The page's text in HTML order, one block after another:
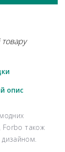
опис
Forbo також